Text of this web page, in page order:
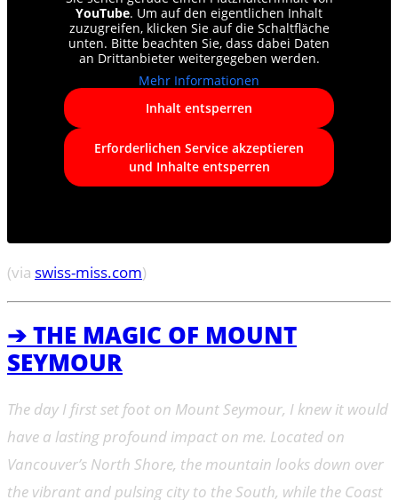
YouTube. Um auf den eigentlichen Inhalt
zuzugreifen, klicken Sie auf die Schaltfläche
unten. Bitte beachten Sie, dass dabei Daten
an Drittanbieter weitergegeben werden.
Mehr Informationen
Inhalt entsperren
Erforderlichen Service akzeptieren
und Inhalte entsperren
(via swiss-miss.com)
➔ THE MAGIC OF MOUNT
SEYMOUR
The day I first set foot on Mount Seymour, I knew it would
have a lasting profound impact on me. Located on
Vancouver’s North Shore, the mountain looks down over
the vibrant and pulsing city to the South, while the Coast